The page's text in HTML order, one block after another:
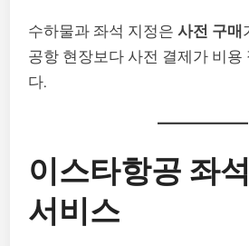
수하물과 좌석 지정은사전 구매
공항 현장보다 사전 결제가 비용
다.
이스타항공 좌
서비스